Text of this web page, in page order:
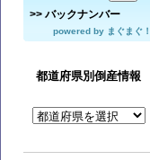
>> バックナンバー
powered by まぐまぐ！
都道府県別倒産情報